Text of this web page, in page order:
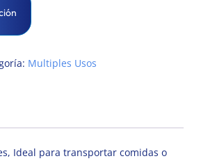
Multiples Usos
Ideal para transportar comidas o